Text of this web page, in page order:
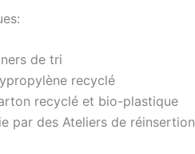
de tri
recyclé
recyclé et bio-plastique
par des Ateliers de réinsertion